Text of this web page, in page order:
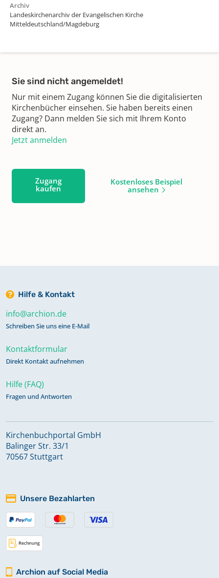
Archiv
Landeskirchenarchiv der Evangelischen Kirche
Mitteldeutschland/Magdeburg
Sie sind nicht angemeldet!
Nur mit einem Zugang können Sie die digitalisierten
Kirchenbücher einsehen. Sie haben bereits einen
Zugang? Dann melden Sie sich mit Ihrem Konto
direkt an.
Jetzt anmelden
Zugang
kaufen
Kostenloses Beispiel
ansehen
Hilfe & Kontakt
info@archion.de
Schreiben Sie uns eine E-Mail
Kontaktformular
Direkt Kontakt aufnehmen
Hilfe (FAQ)
Fragen und Antworten
Kirchenbuchportal GmbH
Balinger Str. 33/1
70567 Stuttgart
Unsere Bezahlarten
Archion auf Social Media